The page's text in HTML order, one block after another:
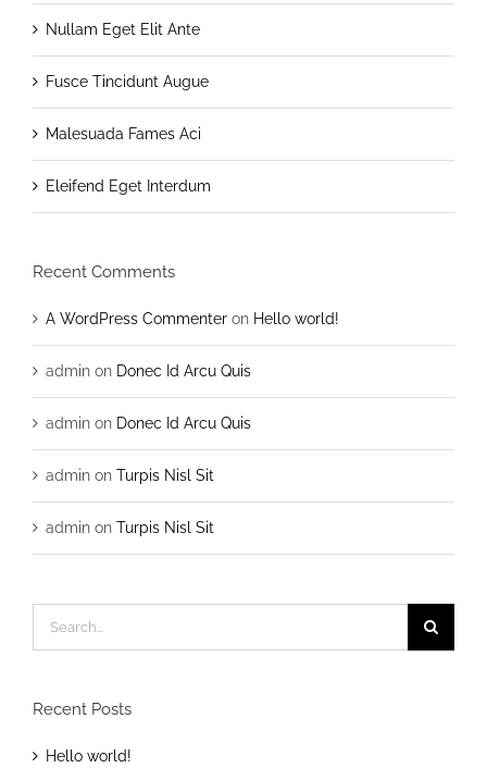
Nullam Eget Elit Ante
Fusce Tincidunt Augue
Malesuada Fames Aci
Eleifend Eget Interdum
Recent Comments
A WordPress Commenter on Hello world!
admin on Donec Id Arcu Quis
admin on Donec Id Arcu Quis
admin on Turpis Nisl Sit
admin on Turpis Nisl Sit
for:
Recent Posts
Hello world!